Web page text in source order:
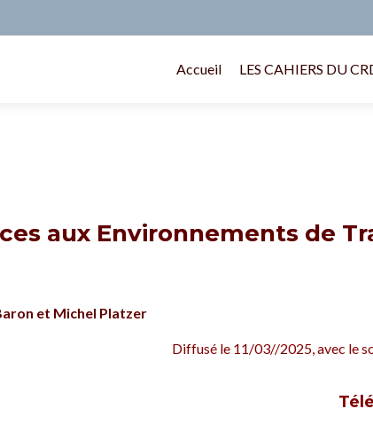
Accueil LES CAHIERS DU
aux Environnements de
et Michel Platzer
Diffusé le 11/03//2025, avec le